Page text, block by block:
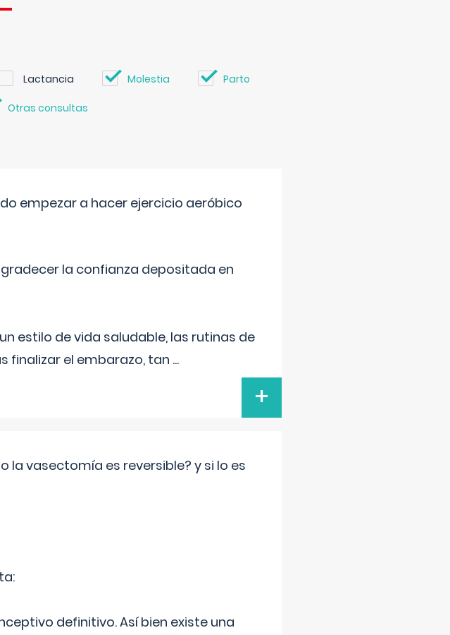
Lactancia Molestia Parto
Otras consultas
empezar a hacer ejercicio aeróbico
la confianza depositada en
estilo de vida saludable, las rutinas de
finalizar el embarazo, tan ...
+
la vasectomía es reversible? y si lo es
definitivo. Así bien existe una